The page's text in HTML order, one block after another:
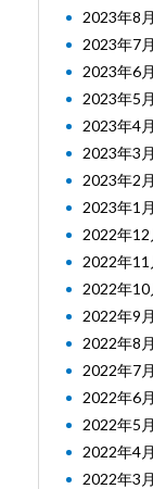
2023年8月
2023年7月
2023年6月
2023年5月
2023年4月
2023年3月
2023年2月
2023年1月
2022年12
2022年11
2022年10
2022年9月
2022年8月
2022年7月
2022年6月
2022年5月
2022年4月
2022年3月